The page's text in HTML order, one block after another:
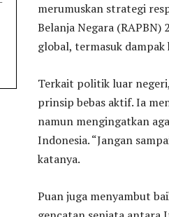
merumuskan strategi
Belanja Negara (RAPBN)
global, termasuk
Terkait politik luar
prinsip bebas aktif. Ia
namun mengingatkan
Indonesia. “Jangan
katanya.
Puan juga menyambut